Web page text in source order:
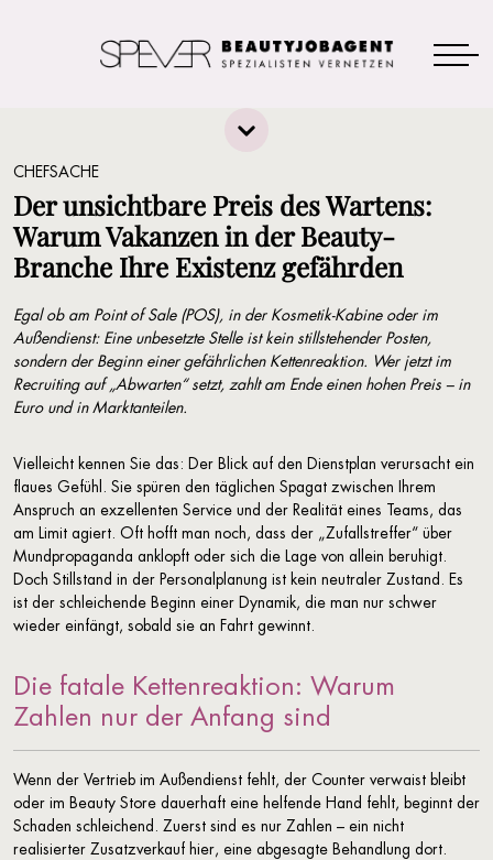
CHEFSACHE
Der unsichtbare Preis des Wartens:
Warum Vakanzen in der Beauty-
Branche Ihre Existenz gefährden
Egal ob am Point of Sale (POS), in der Kosmetik-Kabine oder im
Außendienst: Eine unbesetzte Stelle ist kein stillstehender Posten,
sondern der Beginn einer gefährlichen Kettenreaktion. Wer jetzt im
Recruiting auf „Abwarten“ setzt, zahlt am Ende einen hohen Preis – in
Euro und in Marktanteilen.
Vielleicht kennen Sie das: Der Blick auf den Dienstplan verursacht ein
flaues Gefühl. Sie spüren den täglichen Spagat zwischen Ihrem
Anspruch an exzellenten Service und der Realität eines Teams, das
am Limit agiert. Oft hofft man noch, dass der „Zufallstreffer“ über
Mundpropaganda anklopft oder sich die Lage von allein beruhigt.
Doch Stillstand in der Personalplanung ist kein neutraler Zustand. Es
ist der schleichende Beginn einer Dynamik, die man nur schwer
wieder einfängt, sobald sie an Fahrt gewinnt.
Die fatale Kettenreaktion: Warum
Zahlen nur der Anfang sind
Wenn der Vertrieb im Außendienst fehlt, der Counter verwaist bleibt
oder im Beauty Store dauerhaft eine helfende Hand fehlt, beginnt der
Schaden schleichend. Zuerst sind es nur Zahlen – ein nicht
realisierter Zusatzverkauf hier, eine abgesagte Behandlung dort.